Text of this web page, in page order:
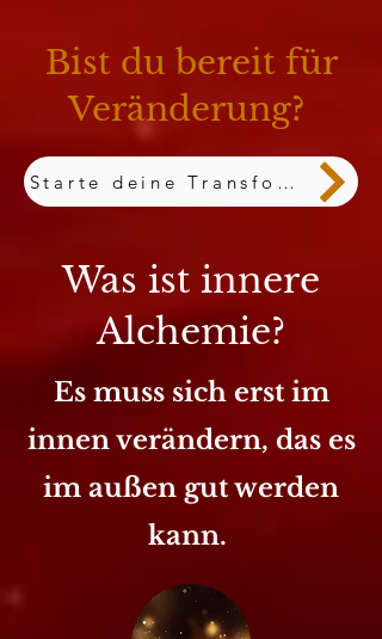
Bist du bereit für
Veränderung?
Starte deine Transformation
Was ist innere
Alchemie?
Es muss sich erst im
innen verändern, das es
im außen gut werden
kann.